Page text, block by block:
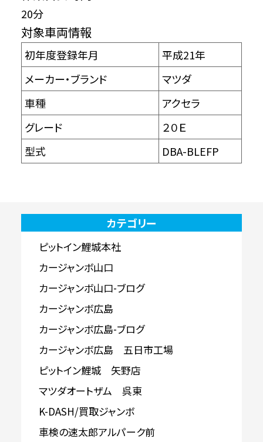
20分
対象車両情報
初年度登録年月
平成21年
メーカー・ブランド
マツダ
車種
アクセラ
グレード
２０Ｅ
型式
DBA-BLEFP
カテゴリー
ピットイン鯉城本社
カージャンボ山口
カージャンボ山口-ブログ
カージャンボ広島
カージャンボ広島-ブログ
カージャンボ広島 五日市工場
ピットイン鯉城 矢野店
マツダオートザム 呉東
K-DASH/買取ジャンボ
車検の速太郎アルパーク前